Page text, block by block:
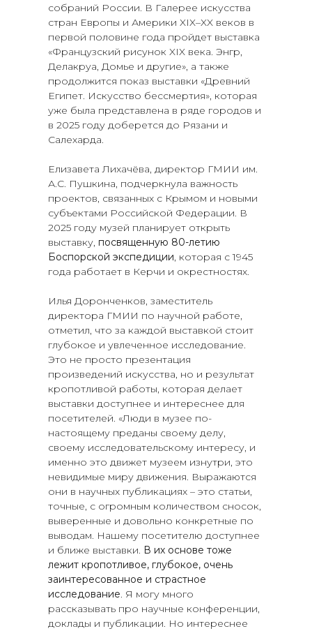
собраний России. В Галерее искусства
стран Европы и Америки XIX–XX веков в
первой половине года пройдет выставка
«Французский рисунок XIX века. Энгр,
Делакруа, Домье и другие», а также
продолжится показ выставки «Древний
Египет. Искусство бессмертия», которая
уже была представлена в ряде городов и
в 2025 году доберется до Рязани и
Салехарда.
Елизавета Лихачёва, директор ГМИИ им.
А.С. Пушкина, подчеркнула важность
проектов, связанных с Крымом и новыми
субъектами Российской Федерации. В
2025 году музей планирует открыть
выставку, посвященную 80-летию
Боспорской экспедиции, которая с 1945
года работает в Керчи и окрестностях.
Илья Доронченков, заместитель
директора ГМИИ по научной работе,
отметил, что за каждой выставкой стоит
глубокое и увлеченное исследование.
Это не просто презентация
произведений искусства, но и результат
кропотливой работы, которая делает
выставки доступнее и интереснее для
посетителей. «Люди в музее по-
настоящему преданы своему делу,
своему исследовательскому интересу, и
именно это движет музеем изнутри, это
невидимые миру движения. Выражаются
они в научных публикациях – это статьи,
точные, с огромным количеством сносок,
выверенные и довольно конкретные по
выводам. Нашему посетителю доступнее
и ближе выставки. В их основе тоже
лежит кропотливое, глубокое, очень
заинтересованное и страстное
исследование. Я могу много
рассказывать про научные конференции,
доклады и публикации. Но интереснее